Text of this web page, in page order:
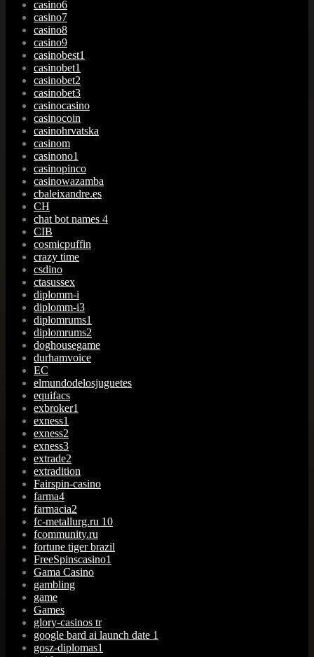
casino6
casino7
casino8
casino9
casinobest1
casinobet1
casinobet2
casinobet3
casinocasino
casinocoin
casinohrvatska
casinom
casinono1
casinopinco
casinowazamba
cbaleixandre.es
CH
chat bot names 4
CIB
cosmicpuffin
crazy time
csdino
ctasussex
diplomm-i
diplomm-i3
diplomrums1
diplomrums2
doghousegame
durhamvoice
EC
elmundodelosjuguetes
equifacs
exbroker1
exness1
exness2
exness3
extrade2
extradition
Fairspin-casino
farma4
farmacia2
fc-metallurg.ru 10
fcommunity.ru
fortune tiger brazil
FreeSpinscasino1
Gama Casino
gambling
game
Games
glory-casinos tr
google bard ai launch date 1
gosz-diplomas1